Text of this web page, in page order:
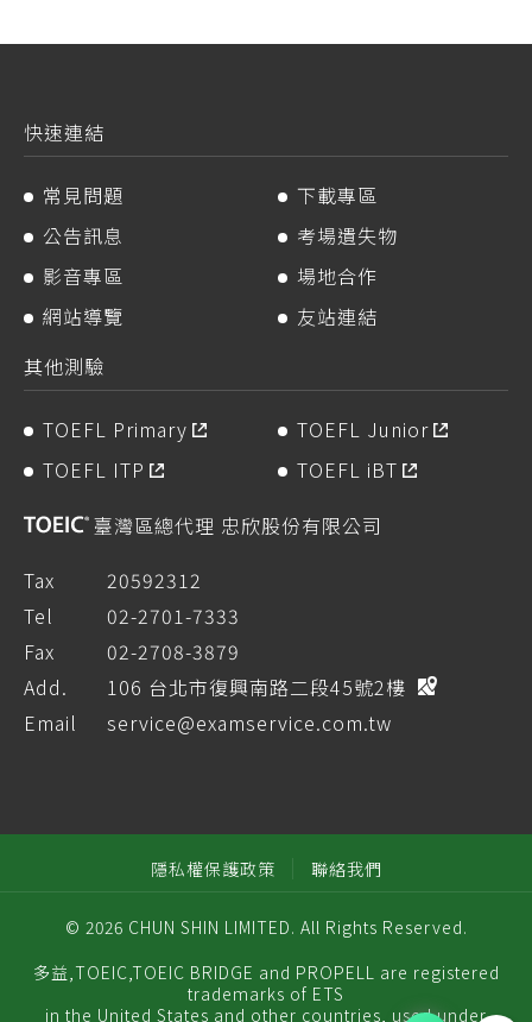
快速連結
常見問題
下載專區
公告訊息
考場遺失物
影音專區
場地合作
網站導覽
友站連結
其他測驗
TOEFL Primary
TOEFL Junior
TOEFL ITP
TOEFL iBT
臺灣區總代理 忠欣股份有限公司
Tax
20592312
Tel
02-2701-7333
Fax
02-2708-3879
Add.
106 台北市復興南路二段45號2樓
Email
service@examservice.com.tw
隱私權保護政策 聯絡我們
© 2026 CHUN SHIN LIMITED. All Rights Reserved.
多益,TOEIC,TOEIC BRIDGE and PROPELL are registered
trademarks of ETS
in the United States and other countries, used under